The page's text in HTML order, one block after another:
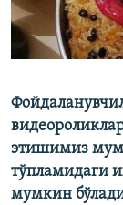
этишимиз
тўпламидаги
мумкин